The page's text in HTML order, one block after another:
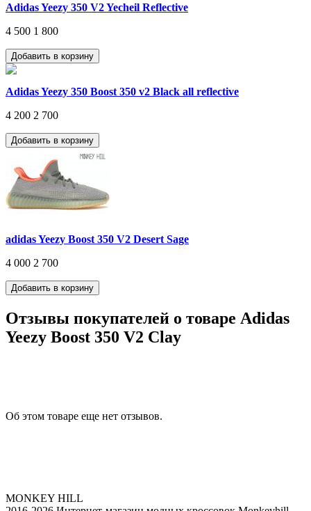
Adidas Yeezy 350 V2 Yecheil Reflective
4 500 1 800
Adidas Yeezy 350 Boost 350 v2 Black all reflective
4 200 2 700
adidas Yeezy Boost 350 V2 Desert Sage
4 000 2 700
Отзывы покупателей о товаре Adidas
Yeezy Boost 350 V2 Clay
Об этом товаре еще нет отзывов.
MONKEY HILL